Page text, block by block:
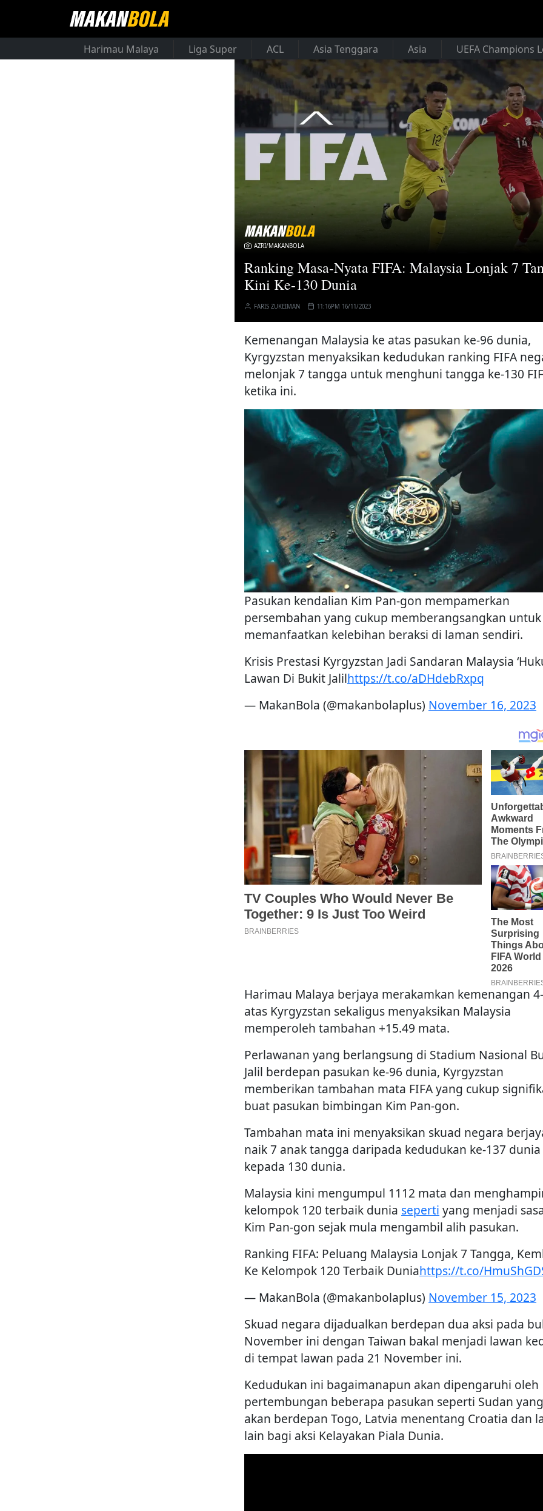
Harimau Malaya Liga Super ACL Asia Tenggara Asia UEFA Champions
AZRI/MAKANBOLA
Ranking Masa-Nyata FIFA: Malaysia Lonjak 7
Kini Ke-130 Dunia
FARIS ZUKEIMAN 11:16PM 16/11/2023
Kemenangan Malaysia ke atas pasukan ke-96 dunia,
Kyrgyzstan menyaksikan kedudukan ranking FIFA
melonjak 7 tangga untuk menghuni tangga ke-130
ketika ini.
Pasukan kendalian Kim Pan-gon mempamerkan
persembahan yang cukup memberangsangkan untuk
memanfaatkan kelebihan beraksi di laman sendiri.
Krisis Prestasi Kyrgyzstan Jadi Sandaran Malaysia
Lawan Di Bukit Jalilhttps://t.co/aDHdebRxpq
— MakanBola (@makanbolaplus) November 16, 2023
Harimau Malaya berjaya merakamkan kemenangan
atas Kyrgyzstan sekaligus menyaksikan Malaysia
memperoleh tambahan +15.49 mata.
Perlawanan yang berlangsung di Stadium Nasional
Jalil berdepan pasukan ke-96 dunia, Kyrgyzstan
memberikan tambahan mata FIFA yang cukup
buat pasukan bimbingan Kim Pan-gon.
Tambahan mata ini menyaksikan skuad negara
naik 7 anak tangga daripada kedudukan ke-137 dunia
kepada 130 dunia.
Malaysia kini mengumpul 1112 mata dan
kelompok 120 terbaik dunia seperti yang menjadi
Kim Pan-gon sejak mula mengambil alih pasukan.
Ranking FIFA: Peluang Malaysia Lonjak 7 Tangga,
Ke Kelompok 120 Terbaik Duniahttps://t.co/
— MakanBola (@makanbolaplus) November 15, 2023
Skuad negara dijadualkan berdepan dua aksi pada
November ini dengan Taiwan bakal menjadi lawan
di tempat lawan pada 21 November ini.
Kedudukan ini bagaimanapun akan dipengaruhi oleh
pertembungan beberapa pasukan seperti Sudan yang
akan berdepan Togo, Latvia menentang Croatia dan
lain bagi aksi Kelayakan Piala Dunia.